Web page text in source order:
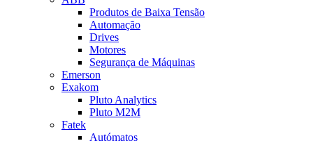
Produtos de Baixa Tensão
Automação
Drives
Motores
Segurança de Máquinas
Emerson
Exakom
Pluto Analytics
Pluto M2M
Fatek
Autómatos